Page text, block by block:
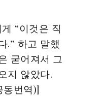
“이것은 직
.” 하고 말했
굳어져서 그
지 않았다.
동번역)]